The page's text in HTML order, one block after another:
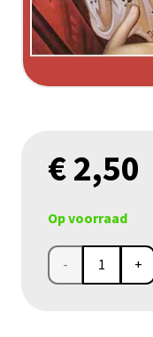
€2,50
Op voorraad
Kerstkaart